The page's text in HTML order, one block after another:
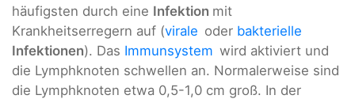
häufigsten durch eine Infektion mit
Krankheitserregern auf (virale oder bakterielle
Infektionen). Das Immunsystem wird aktiviert und
die Lymphknoten schwellen an. Normalerweise sind
die Lymphknoten etwa 0,5-1,0 cm groß. In der